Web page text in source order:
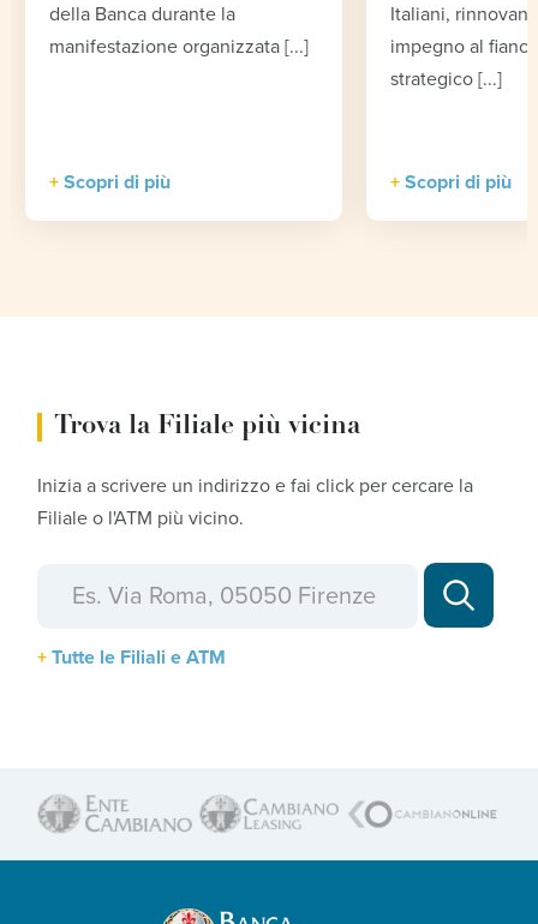
della Banca durante la
manifestazione organizzata [...]
Scopri di più
Italiani,
impegno al
strategico [...]
Scopri di più
Trova la Filiale più vicina
Inizia a scrivere un indirizzo e fai click per cercare la
Filiale o l'ATM più vicino.
Tutte le Filiali e ATM